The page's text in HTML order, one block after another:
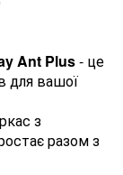
Ant Plus- це
для вашої
з
разом з